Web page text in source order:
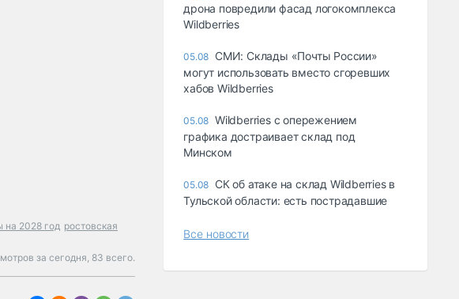
на 2028 год ростовская
за сегодня, 83 всего.
дрона повредили фасад логокомплекса
Wildberries
05.08 СМИ: Склады «Почты России»
могут использовать вместо сгоревших
хабов Wildberries
05.08 Wildberries с опережением
графика достраивает склад под
Минском
05.08 СК об атаке на склад Wildberries в
Тульской области: есть пострадавшие
Все новости